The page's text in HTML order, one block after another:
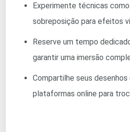
Experimente técnicas
sobreposição para efeitos
Reserve um tempo
garantir uma imersão
Compartilhe seus
plataformas online para